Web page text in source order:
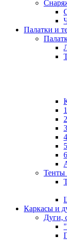
Палатки и
Каркасы и
Дуги,